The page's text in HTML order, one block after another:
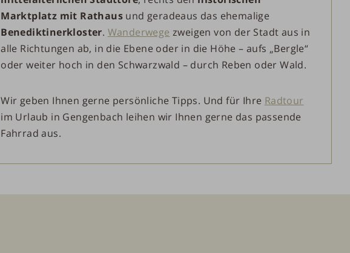
Marktplatz mit Rathaus und geradeaus das ehemalige
Benediktinerkloster. Wanderwege zweigen von der Stadt aus in
alle Richtungen ab, in die Ebene oder in die Höhe – aufs „Bergle“
oder weiter hoch in den Schwarzwald – durch Reben oder Wald.
Wir geben Ihnen gerne persönliche Tipps. Und für Ihre Radtour
im Urlaub in Gengenbach leihen wir Ihnen gerne das passende
Fahrrad aus.